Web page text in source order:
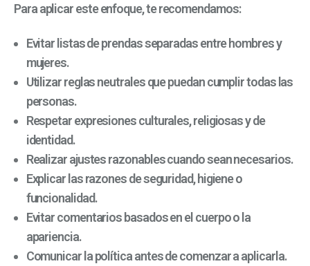
Para aplicar este enfoque, te recomendamos:
Evitar listas de prendas separadas entre hombres y
mujeres.
Utilizar reglas neutrales que puedan cumplir todas las
personas.
Respetar expresiones culturales, religiosas y de
identidad.
Realizar ajustes razonables cuando sean necesarios.
Explicar las razones de seguridad, higiene o
funcionalidad.
Evitar comentarios basados en el cuerpo o la
apariencia.
Comunicar la política antes de comenzar a aplicarla.